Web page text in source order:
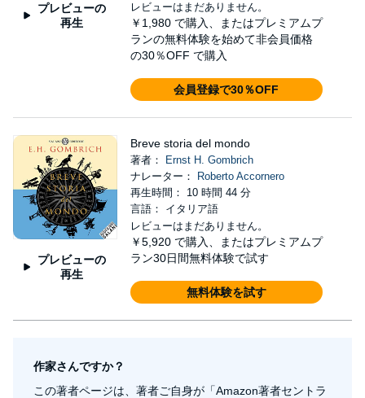
プレビューの
再生
レビューはまだありません。
￥1,980 で購入、またはプレミアムプ
ランの無料体験を始めて非会員価格
の30％OFF で購入
会員登録で30％OFF
プレビューの
再生
Breve storia del mondo
著者：
Ernst H. Gombrich
ナレーター：
Roberto Accornero
再生時間： 10 時間 44 分
言語： イタリア語
レビューはまだありません。
￥5,920 で購入、またはプレミアムプ
ラン30日間無料体験で試す
無料体験を試す
作家さんですか？
この著者ページは、著者ご自身が「Amazon著者セントラ